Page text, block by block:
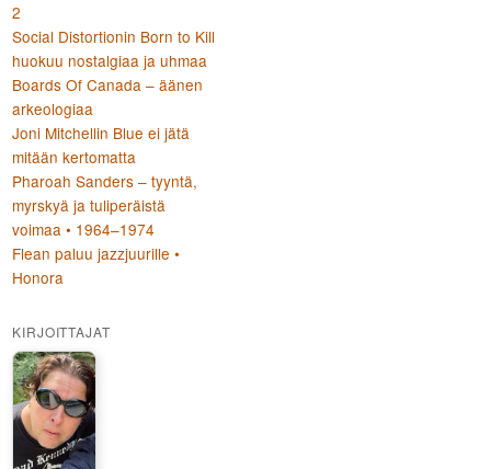
2
Social Distortionin Born to Kill
huokuu nostalgiaa ja uhmaa
Boards Of Canada – äänen
arkeologiaa
Joni Mitchellin Blue ei jätä
mitään kertomatta
Pharoah Sanders – tyyntä,
myrskyä ja tuliperäistä
voimaa • 1964–1974
Flean paluu jazzjuurille •
Honora
KIRJOITTAJAT